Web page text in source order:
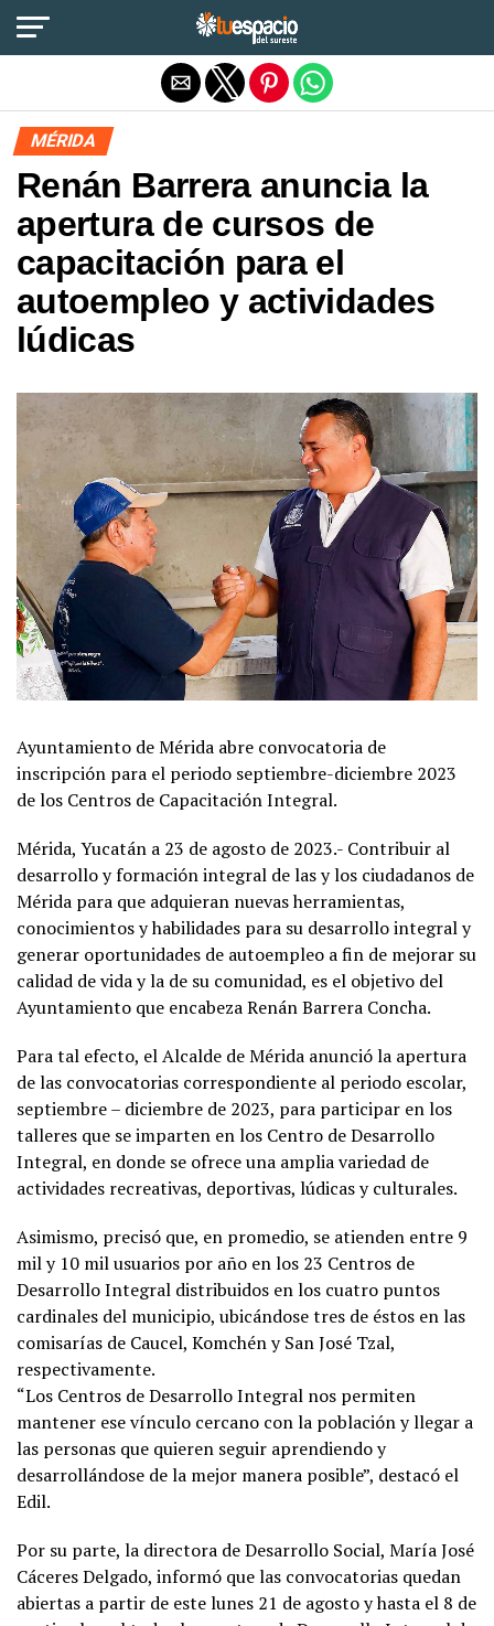
MÉRIDA
Renán Barrera anuncia la
apertura de cursos de
capacitación para el
autoempleo y actividades
lúdicas
Ayuntamiento de Mérida abre convocatoria de
inscripción para el periodo septiembre-diciembre 2023
de los Centros de Capacitación Integral.
Mérida, Yucatán a 23 de agosto de 2023.- Contribuir al
desarrollo y formación integral de las y los ciudadanos de
Mérida para que adquieran nuevas herramientas,
conocimientos y habilidades para su desarrollo integral y
generar oportunidades de autoempleo a fin de mejorar su
calidad de vida y la de su comunidad, es el objetivo del
Ayuntamiento que encabeza Renán Barrera Concha.
Para tal efecto, el Alcalde de Mérida anunció la apertura
de las convocatorias correspondiente al periodo escolar,
septiembre – diciembre de 2023, para participar en los
talleres que se imparten en los Centro de Desarrollo
Integral, en donde se ofrece una amplia variedad de
actividades recreativas, deportivas, lúdicas y culturales.
Asimismo, precisó que, en promedio, se atienden entre 9
mil y 10 mil usuarios por año en los 23 Centros de
Desarrollo Integral distribuidos en los cuatro puntos
cardinales del municipio, ubicándose tres de éstos en las
comisarías de Caucel, Komchén y San José Tzal,
respectivamente.
“Los Centros de Desarrollo Integral nos permiten
mantener ese vínculo cercano con la población y llegar a
las personas que quieren seguir aprendiendo y
desarrollándose de la mejor manera posible”, destacó el
Edil.
Por su parte, la directora de Desarrollo Social, María José
Cáceres Delgado, informó que las convocatorias quedan
abiertas a partir de este lunes 21 de agosto y hasta el 8 de
Salir de la versión móvil